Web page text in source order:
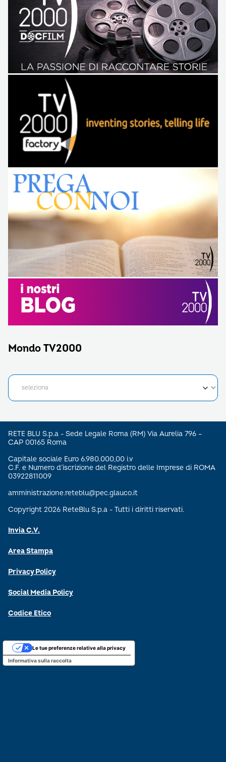
Mondo TV2000
RETE BLU S.p.a - Sede Legale Roma (RM) Via Aurelia 796 –
CAP 00165 Roma
Capitale sociale Euro 6.980.000,00 i.v
C.F. e Numero d’iscrizione del Registro delle Imprese di ROMA
03922811009
amministrazione.reteblu@pec.glauco.it
Copyright 2026 ReteBlu S.p.a - Tutti i diritti riservati.
Invia C.V.
Area Stampa
Privacy Policy
Social Media Policy
Codice Etico
Informativa sulla raccolta
Le tue preferenze relative alla privacy